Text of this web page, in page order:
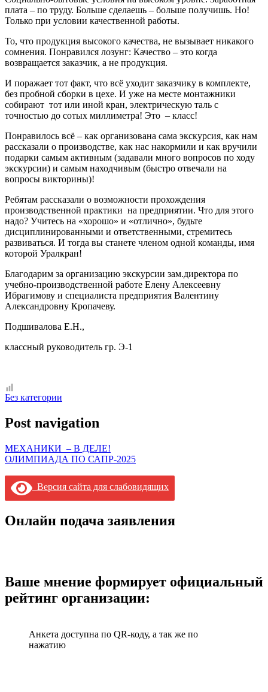
плата – по труду. Больше сделаешь – больше получишь. Но!
Только при условии качественной работы.
То, что продукция высокого качества, не вызывает никакого
сомнения. Понравился лозунг: Качество – это когда
возвращается заказчик, а не продукция.
И поражает тот факт, что всё уходит заказчику в комплекте,
без пробной сборки в цехе. И уже на месте монтажники
собирают тот или иной кран, электрическую таль с
точностью до сотых миллиметра! Это – класс!
Понравилось всё – как организована сама экскурсия, как нам
рассказали о производстве, как нас накормили и как вручили
подарки самым активным (задавали много вопросов по ходу
экскурсии) и самым находчивым (быстро отвечали на
вопросы викторины)!
Ребятам рассказали о возможности прохождения
производственной практики на предприятии. Что для этого
надо? Учитесь на «хорошо» и «отлично», будьте
дисциплинированными и ответственными, стремитесь
развиваться. И тогда вы станете членом одной команды, имя
которой Уралкран!
Благодарим за организацию экскурсии зам.директора по
учебно-производственной работе Елену Алексеевну
Ибрагимову и специалиста предприятия Валентину
Александровну Кропачеву.
Подшивалова Е.Н.,
классный руководитель гр. Э-1
Без категории
Post navigation
МЕХАНИКИ – В ДЕЛЕ!
ОЛИМПИАДА ПО САПР-2025
Версия сайта для слабовидящих
Онлайн подача заявления
Ваше мнение формирует официальный
рейтинг организации:
Анкета доступна по QR-коду, а так же по
нажатию